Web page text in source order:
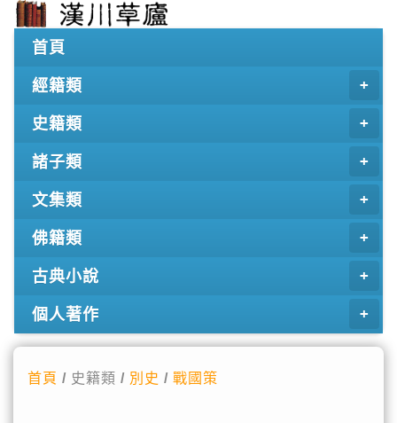
首頁
經籍類
史籍類
諸子類
文集類
佛籍類
古典小說
個人著作
首頁 / 史籍類 / 別史 /戰國策